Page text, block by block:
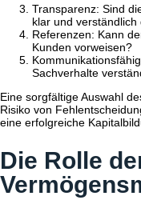
Transparenz: Sind
klar und verständlich
Referenzen: Kann
Kunden vorweisen?
Sachverhalte
Eine sorgfältige Auswahl
Risiko von
eine erfolgreiche
Die Rolle